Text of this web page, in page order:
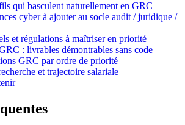
qui basculent naturellement en GRC
cyber à ajouter au socle audit / juridique /
et régulations à maîtriser en priorité
: livrables démontrables sans code
GRC par ordre de priorité
et trajectoire salariale